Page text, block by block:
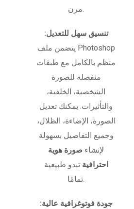
مرن.
تنسيق سهل للتعديل:
يتضمن ملف Photoshop
منظم بالكامل مع طبقات
منفصلة للصورة
الشخصية، الخلفية،
والتأثيرات. يمكنك تعديل
الصورة، الإضاءة، الظلال،
وجميع التفاصيل بسهولة
لإنشاء صورة هوية
احترافية تبدو طبيعية
تمامًا.
جودة فوتوغرافية عالية: